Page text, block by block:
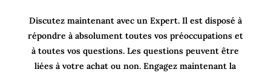
Discutez maintenant avec un Expert. Il est disposé à
répondre à absolument toutes vos préoccupations et
à toutes vos questions. Les questions peuvent être
liées à votre achat ou non. Engagez maintenant la